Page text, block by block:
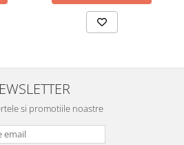
si promotiile noastre